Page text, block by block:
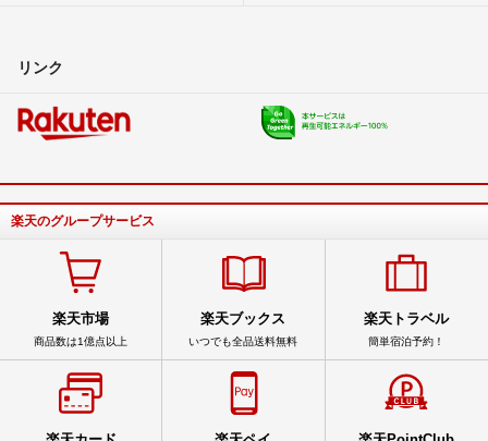
リンク
楽天のグループサービス
楽天市場
商品数は1億点以上
楽天ブックス
いつでも全品送料無料
楽天トラベル
簡単宿泊予約！